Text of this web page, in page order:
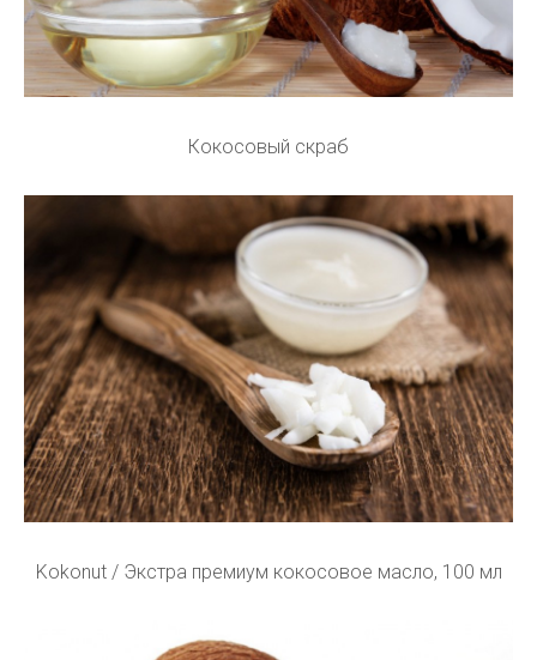
Кокосовый скраб
Kokonut / Экстра премиум кокосовое масло, 100 мл